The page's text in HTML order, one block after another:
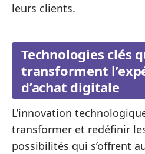
leurs clients.
Technologies clés
transforment
d’achat digitale
L’innovation
transformer et redéfinir
possibilités qui s’offrent